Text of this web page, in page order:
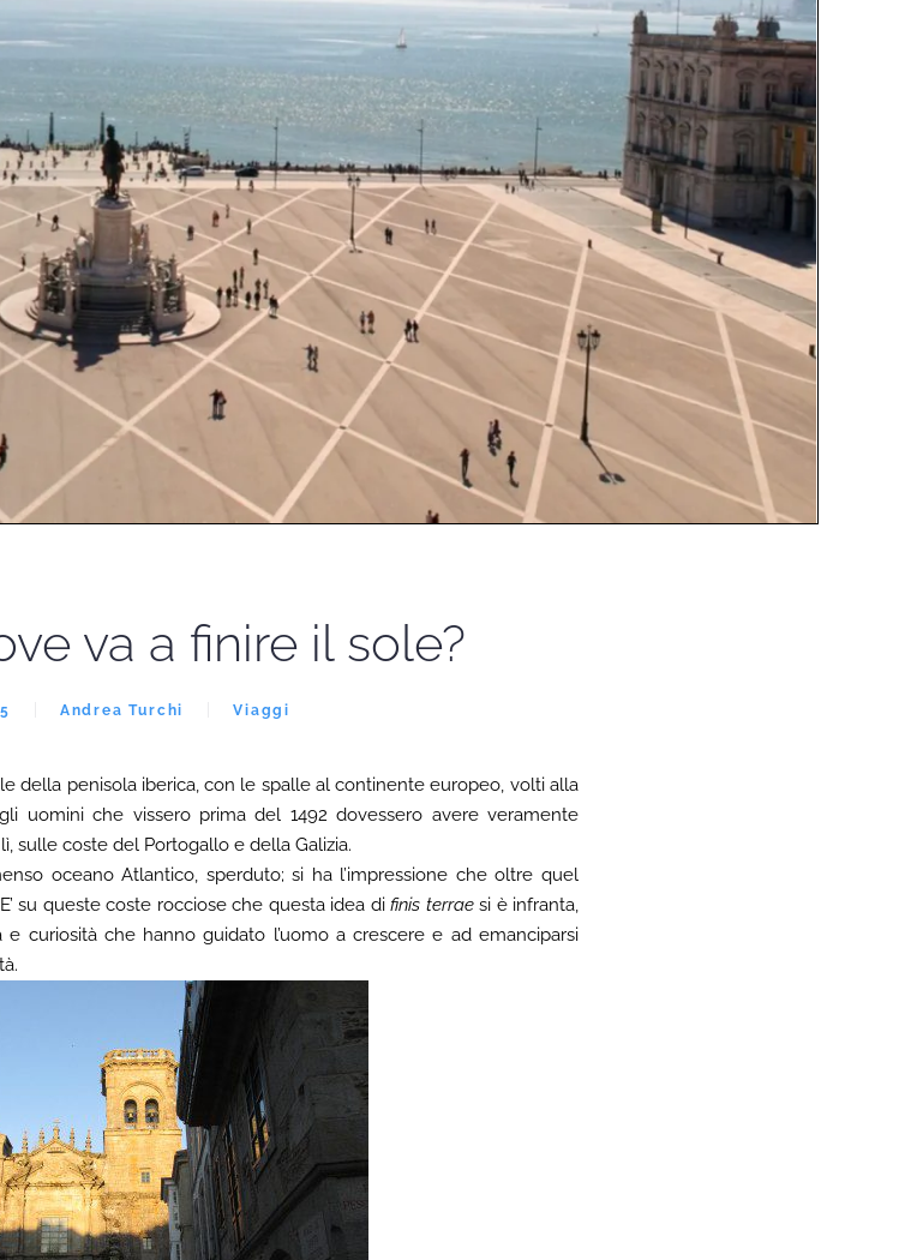
va a finire il sole?
Andrea Turchi Viaggi
della penisola iberica, con le spalle al continente europeo, volti alla
uomini che vissero prima del 1492 dovessero avere veramente
sulle coste del Portogallo e della Galizia.
oceano Atlantico, sperduto; si ha l’impressione che oltre quel
su queste coste rocciose che questa idea difinis terraesi è infranta,
e curiosità che hanno guidato l’uomo a crescere e ad emanciparsi